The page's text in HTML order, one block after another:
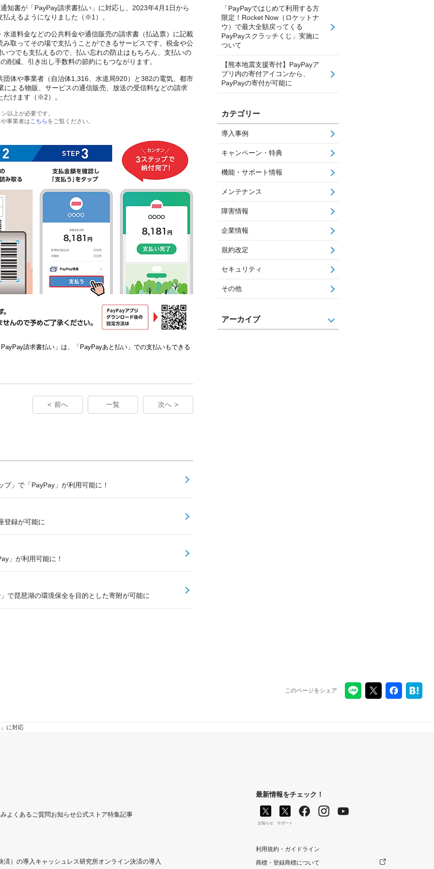
知書が「PayPay請求書払い」に対応し、2023年4月1日から
えるようになりました（※1）。
道料金などの公共料金や通信販売の請求書（払込票）に記載
取ってその場で支払うことができるサービスです。税金や公
つでも支払えるので、払い忘れの防止はもちろん、支払いの
削減、引き出し手数料の節約にもつながります。
体や事業者（自治体1,316、水道局920）と382の電気、都市
よる物販、サービスの通信販売、放送の受信料などの請求
だけます（※2）。
以上が必要です。
事業者はこちら をご覧ください。
請求書払い」は、「PayPayあと払い」での支払いもできる
前へ 一覧 次へ
」で「PayPay」が利用可能に！
登録が可能に
」が利用可能に！
で琵琶湖の環境保全を目的とした寄附が可能に
「PayPayではじめて利用する方
限定！Rocket Now（ロケットナ
ウ）で最大全額戻ってくる
PayPayスクラッチくじ」実施に
ついて
【熊本地震支援寄付】PayPayア
プリ内の寄付アイコンから、
PayPayの寄付が可能に
カテゴリー
導入事例
キャンペーン・特典
機能・サポート情報
メンテナンス
障害情報
企業情報
規約改定
セキュリティ
その他
アーカイブ
このページをシェア
に対応
よくあるご質問お知らせ公式ストア特集記事
済）の導入 キャッシュレス研究所オンライン決済の導入
最新情報をチェック！
お知らせ サポート
利用規約・ガイドライン
商標・登録商標について